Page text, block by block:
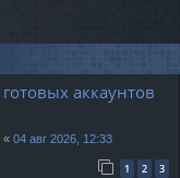
аккаунтов
« 04 авг 2026, 12:33
1 2 3